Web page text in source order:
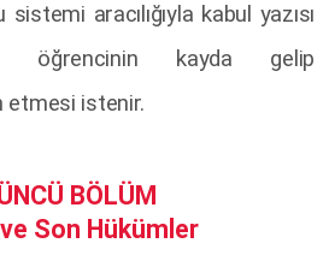
aracılığıyla kabul yazısı
öğrencinin kayda gelip
etmesi istenir.
BÖLÜM
Son Hükümler